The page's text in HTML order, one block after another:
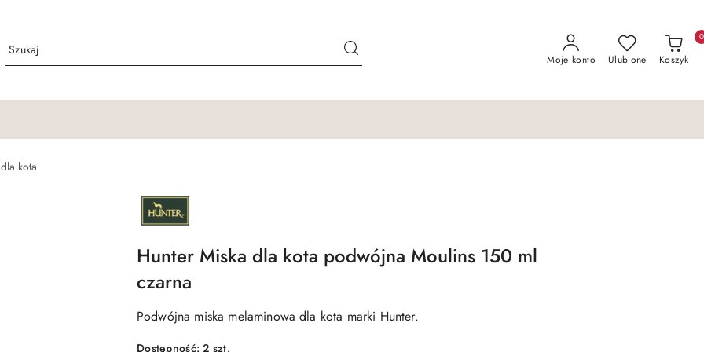
Moje konto Ulubione Koszyk
0
kota
NAZWA
PRODUCENTA:
HUNTER
Hunter Miska dla kota podwójna Moulins 150 ml
czarna
Podwójna miska melaminowa dla kota marki Hunter.
Dostępność:2 szt.